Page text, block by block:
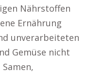
Nährstoffen
Ernährung
unverarbeiteten
Gemüse nicht